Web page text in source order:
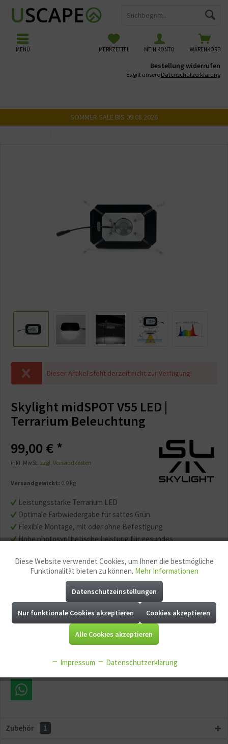
WARENKORB
MERKZETTEL MEIN KONTO
MENÜ
Bestellung widerrufen
Es gilt unsere Datenschutzerklärung
SOMMER SALE BIS 09.08.2026
Dieser Artikel steht derzeit nicht zur Verfügung!
Skylight midSPOT V55 LED |
Terrarium Beleuchtung
Leistungsstarke Terrarium LED
Optimale Farbwiedergabe für sattes Grün
Flexible Montage, mit oder ohne Befestigung
Hohe photosynthetische Leistung für gesundes
Horticulture LED
Besonders Energieeffizient, geringe Wärmeentwicklung
99,00 € *
inkl. MwSt. zzgl. Versandkosten
Versandgewicht: 0.9 kg
leider derzeit ausverkauft
Merken Fragen zum Artikel?
GG11235
Zubehör 1
Funktionale Aktiv
Tracking Aktiv
Sonstige
Diese Website verwendet Cookies, um Ihnen die bestmögliche
Funktionalität bieten zu können. Mehr Informationen
Datenschutzeinstellungen
Nur funktionale Cookies akzeptieren Cookies akzeptieren
Alle Cookies akzeptieren
Impressum Datenschutzerklärung